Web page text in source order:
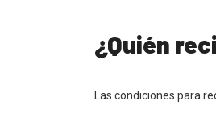
¿Quién
Las condiciones para